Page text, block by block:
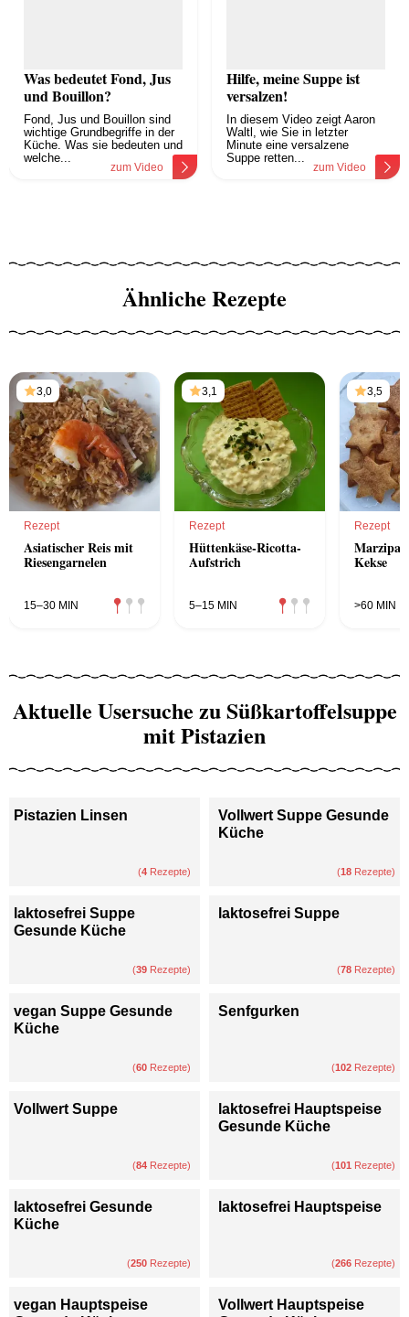
Was bedeutet Fond, Jus
und Bouillon?
Fond, Jus und Bouillon sind
wichtige Grundbegriffe in der
Küche. Was sie bedeuten und
welche...
zum Video
Hilfe, meine Suppe ist
versalzen!
In diesem Video zeigt Aaron
Waltl, wie Sie in letzter
Minute eine versalzene
Suppe retten...
zum Video
Ähnliche Rezepte
3,0
Rezept
Asiatischer Reis mit
Riesengarnelen
15–30 MIN
3,1
Rezept
Hüttenkäse-Ricotta-
Aufstrich
5–15 MIN
3,5
Rezept
Kekse
>60 MIN
Aktuelle Usersuche zu Süßkartoffelsuppe
mit Pistazien
Pistazien Linsen
(4 Rezepte)
Vollwert Suppe Gesunde
Küche
(18 Rezepte)
laktosefrei Suppe
Gesunde Küche
(39 Rezepte)
laktosefrei Suppe
(78 Rezepte)
vegan Suppe Gesunde
Küche
(60 Rezepte)
Senfgurken
(102 Rezepte)
Vollwert Suppe
(84 Rezepte)
laktosefrei Hauptspeise
Gesunde Küche
(101 Rezepte)
laktosefrei Gesunde
Küche
(250 Rezepte)
laktosefrei Hauptspeise
(266 Rezepte)
vegan Hauptspeise
Vollwert Hauptspeise